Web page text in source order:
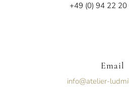
+49 (0) 94 22
Email
info@atelier-